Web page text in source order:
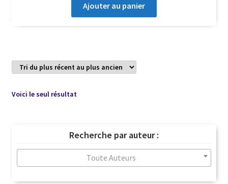
Ajouter au panier
Voici le seul résultat
Recherche par auteur :
Toute Auteurs